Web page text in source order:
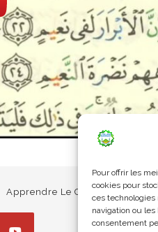
Pour offrir les
cookies pour
ces
navigation ou
consentement
Apprendre Le Coran